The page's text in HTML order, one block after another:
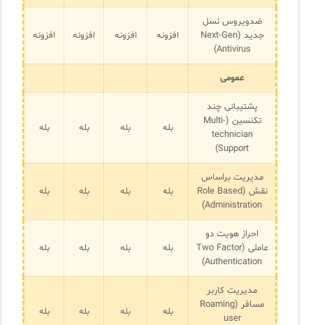
ضدویروس نسل
جدید (Next-Gen
Antivirus)
افزونه افزونه افزونه افزونه
عمومی
پشتیبانی چند
تکنسین (Multi-
technician
Support)
بله بله بله بله
مدیریت براساس
نقش (Role Based
Administration)
بله بله بله بله
احراز هویت دو
عاملی (Two Factor
Authentication)
بله بله بله بله
مدیریت کاربر
مسافر (Roaming
user
بله بله بله بله